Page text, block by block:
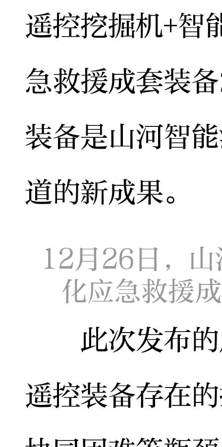
遥控挖掘机+
急救援成套装
装备是山河智
道的新成果。
12月26日，
化应急救援
此次发布的
遥控装备存在